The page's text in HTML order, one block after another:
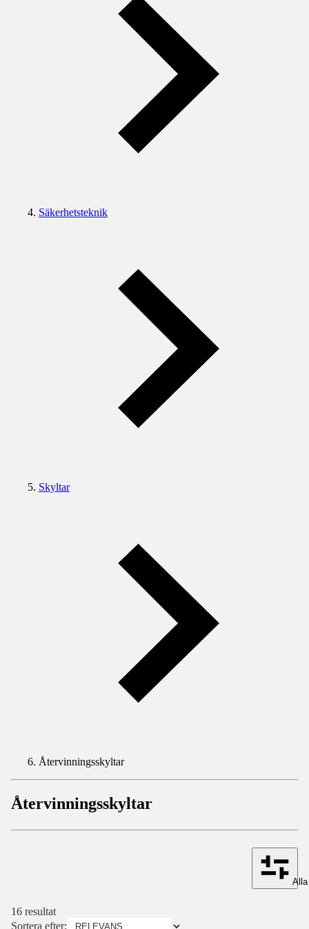
Säkerhetsteknik
Skyltar
Återvinningsskyltar
Återvinningsskyltar
16 resultat
Sortera efter: